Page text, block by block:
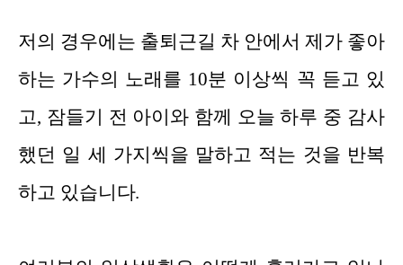
저의 경우에는 출퇴근길 차 안에서 제가 좋아
하는 가수의 노래를 10분 이상씩 꼭 듣고 있
고, 잠들기 전 아이와 함께 오늘 하루 중 감사
했던 일 세 가지씩을 말하고 적는 것을 반복
하고 있습니다.